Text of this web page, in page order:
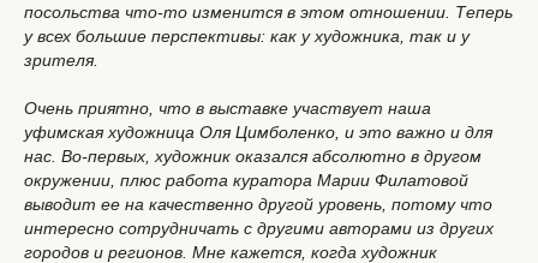
посольства что-то изменится в этом отношении. Теперь
у всех большие перспективы: как у художника, так и у
зрителя.
Очень приятно, что в выставке участвует наша
уфимская художница Оля Цимболенко, и это важно и для
нас. Во-первых, художник оказался абсолютно в другом
окружении, плюс работа куратора Марии Филатовой
выводит ее на качественно другой уровень, потому что
интересно сотрудничать с другими авторами из других
городов и регионов. Мне кажется, когда художник